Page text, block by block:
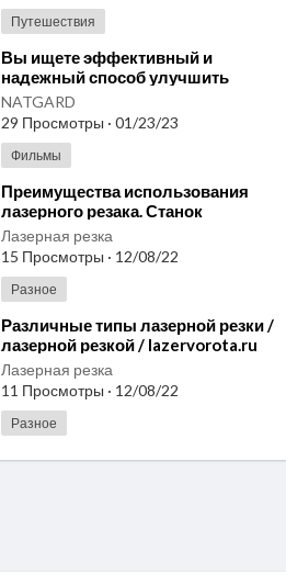
Путешествия
⁣Вы ищете эффективный и
надежный способ улучшить
общее состояние здоровья❓
Изделия с микросферами
NATGARD
29 Просмотры · 01/23/23
Фильмы
⁣Преимущества использования
лазерного резака. Станок
лазерной резки.
Лазерная резка
15 Просмотры · 12/08/22
Разное
⁣Различные типы лазерной резки /
лазерной резкой / lazervorota.ru
Лазерная резка
11 Просмотры · 12/08/22
Разное